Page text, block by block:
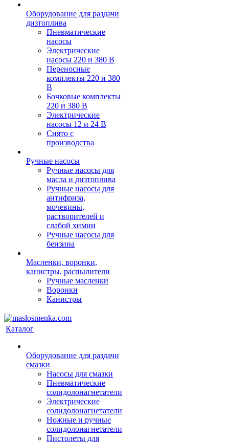
Оборудование для раздачи
дизтоплива
Пневматические
насосы
Электрические
насосы 220 и 380 В
Переносные
комплекты 220 и 380
В
Бочковые комплекты
220 и 380 В
Электрические
насосы 12 и 24 В
Снято с
производства
Ручные насосы
Ручные насосы для
масла и дизтоплива
Ручные насосы для
антифриза,
мочевины,
растворителей и
слабой химии
Ручные насосы для
бензина
Масленки, воронки,
канистры, распылители
Ручные масленки
Воронки
Канистры
Каталог
Оборудование для раздачи
смазки
Насосы для смазки
Пневматические
солидолонагнетатели
Электрические
солидолонагнетатели
Ножные и ручные
солидолонагнетатели
Пистолеты для